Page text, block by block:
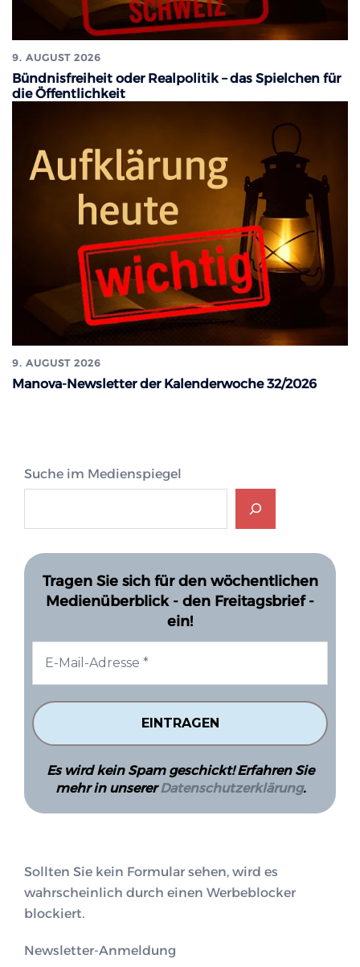
9. AUGUST 2026
Bündnisfreiheit oder Realpolitik – das Spielchen für
die Öffentlichkeit
9. AUGUST 2026
Manova-Newsletter der Kalenderwoche 32/2026
Suche im Medienspiegel
Tragen Sie sich für den wöchentlichen
Medienüberblick - den Freitagsbrief -
ein!
Es wird kein Spam geschickt! Erfahren Sie
mehr in unsererDatenschutzerklärung.
Sollten Sie kein Formular sehen, wird es
wahrscheinlich durch einen Werbeblocker
blockiert.
Newsletter-Anmeldung